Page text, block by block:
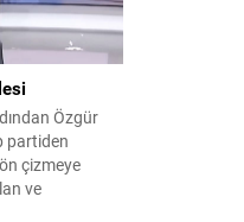
Özgür
partiden
çizmeye
ve